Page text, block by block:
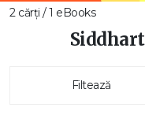
2 cărți / 1 eBooks
Filtează